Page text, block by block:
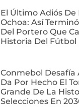
El Último Adiós De
Ochoa: Así
Del Portero Que
Historia Del Fútbol
Conmebol Desafía
Da Por Hecho El
Grande De La
Selecciones En